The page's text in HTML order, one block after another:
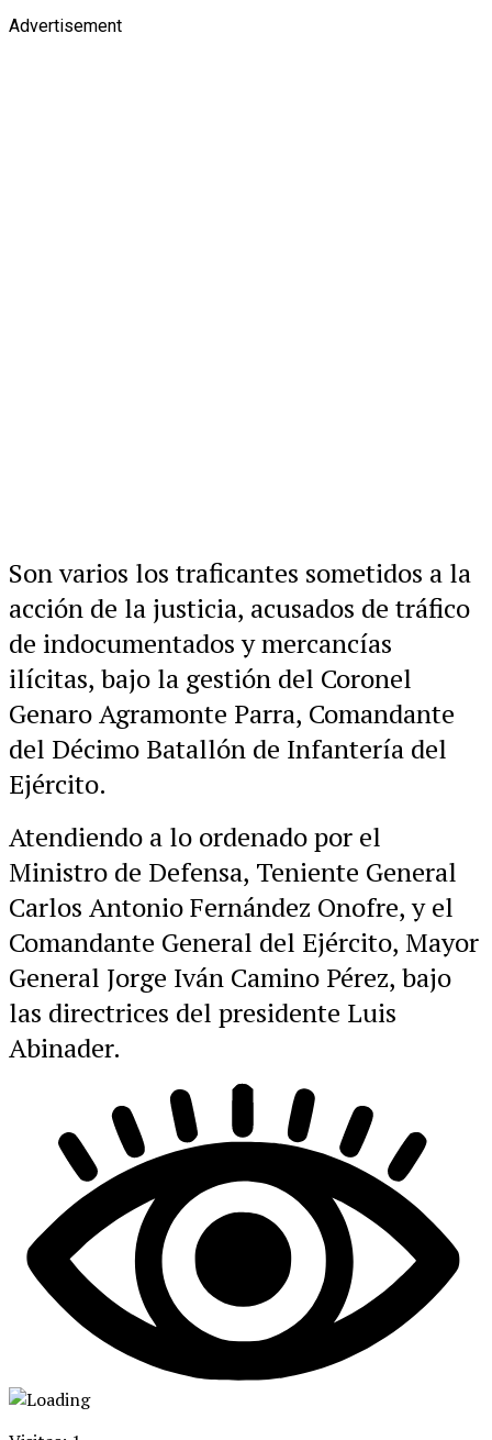
Advertisement
Son varios los traficantes sometidos a la
acción de la justicia, acusados de tráfico
de indocumentados y mercancías
ilícitas, bajo la gestión del Coronel
Genaro Agramonte Parra, Comandante
del Décimo Batallón de Infantería del
Ejército.
Atendiendo a lo ordenado por el
Ministro de Defensa, Teniente General
Carlos Antonio Fernández Onofre, y el
Comandante General del Ejército, Mayor
General Jorge Iván Camino Pérez, bajo
las directrices del presidente Luis
Abinader.